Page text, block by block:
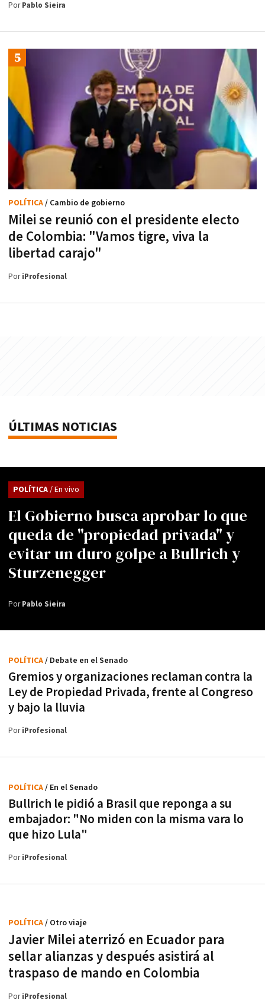
PorPablo Sieira
Milei se reunió con el presidente electo
de Colombia: "Vamos tigre, viva la
libertad carajo"
POLÍTICA/ Cambio de gobierno
PoriProfesional
ÚLTIMAS NOTICIAS
El Gobierno busca aprobar lo que
queda de "propiedad privada" y
evitar un duro golpe a Bullrich y
Sturzenegger
POLÍTICA/ En vivo
PorPablo Sieira
Gremios y organizaciones reclaman contra la
Ley de Propiedad Privada, frente al Congreso
y bajo la lluvia
POLÍTICA/ Debate en el Senado
PoriProfesional
Bullrich le pidió a Brasil que reponga a su
embajador: "No miden con la misma vara lo
que hizo Lula"
POLÍTICA/ En el Senado
PoriProfesional
Javier Milei aterrizó en Ecuador para
sellar alianzas y después asistirá al
traspaso de mando en Colombia
POLÍTICA/ Otro viaje
PoriProfesional